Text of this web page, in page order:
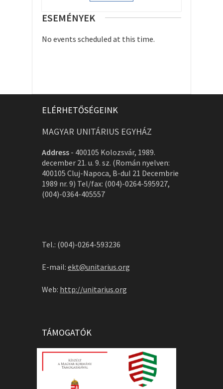
ESEMÉNYEK
No events scheduled at this time.
ELÉRHETŐSÉGEINK
MAGYAR UNITÁRIUS EGYHÁZ
Address - 400105 Kolozsvár, 1989.
december 21. u. 9. sz. (Román nyelven:
400105 Cluj-Napoca, B-dul 21 Decembrie
1989 nr. 9) Tel/fax: (004)-0264-595927,
(004)-0364-405557
Tel.: (004)-0264-593236
E-mail: ekt@unitarius.org
Web: http://unitarius.org
TÁMOGATÓK